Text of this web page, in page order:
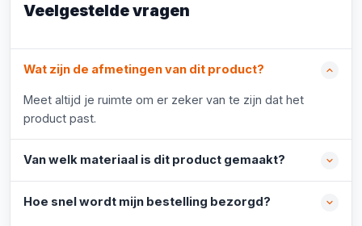
Veelgestelde vragen
Wat zijn de afmetingen van dit product?
Meet altijd je ruimte om er zeker van te zijn dat het
product past.
Van welk materiaal is dit product gemaakt?
Hoe snel wordt mijn bestelling bezorgd?